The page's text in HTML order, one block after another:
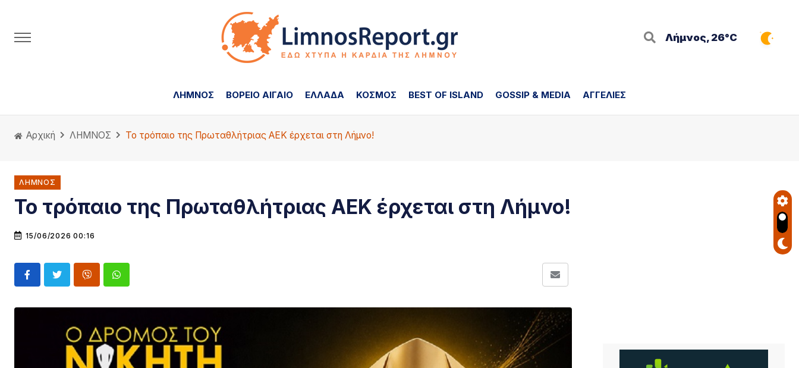
Λήμνος, 26°C
ΛΗΜΝΟΣ ΒΟΡΕΙΟ ΑΙΓΑΙΟ ΕΛΛΑΔΑ ΚΟΣΜΟΣ BEST OF ISLAND GOSSIP & MEDIA ΑΓΓΕΛΙΕΣ
Αρχική ΛΗΜΝΟΣ Το τρόπαιο της Πρωταθλήτριας ΑΕΚ έρχεται στη Λήμνο!
ΛΗΜΝΟΣ
Το τρόπαιο της Πρωταθλήτριας ΑΕΚ έρχεται στη Λήμνο!
15/06/2026 00:16